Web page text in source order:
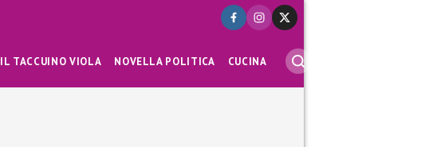
IL TACCUINO VIOLA NOVELLA POLITICA CUCINA